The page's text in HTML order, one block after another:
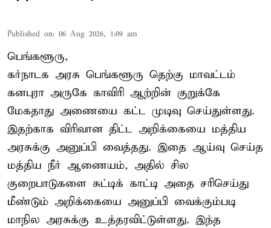
Published on: 06 Aug 2026, 1:09 am
பெங்களூரு,
கர்நாடக அரசு பெங்களூரு தெற்கு மாவட்டம்
கனபுரா அருகே காவிரி ஆற்றின் குறுக்கே
மேகதாது அணையை கட்ட முடிவு செய்துள்ளது.
இதற்காக விரிவான திட்ட அறிக்கையை மத்திய
அரசுக்கு அனுப்பி வைத்தது. இதை ஆய்வு செய்த
மத்திய நீர் ஆணையம், அதில் சில
குறைபாடுகளை சுட்டிக் காட்டி அதை சரிசெய்து
மீண்டும் அறிக்கையை அனுப்பி வைக்கும்படி
மாநில அரசுக்கு உத்தரவிட்டுள்ளது. இந்த